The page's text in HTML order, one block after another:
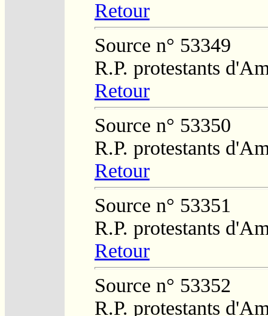
Retour
Source n° 53349
R.P. protestants
Retour
Source n° 53350
R.P. protestants
Retour
Source n° 53351
R.P. protestants
Retour
Source n° 53352
R.P. protestants